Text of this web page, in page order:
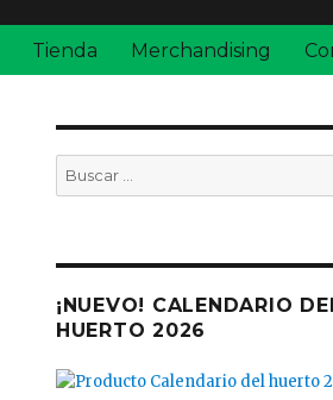
Tienda Merchandising
Buscar
por:
¡NUEVO! CALENDARIO
HUERTO 2026